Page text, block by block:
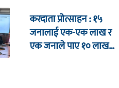
करदाता प्रोत्साहन : १५
जनालाई एक-एक लाख र
एक जनाले पाए १० लाख